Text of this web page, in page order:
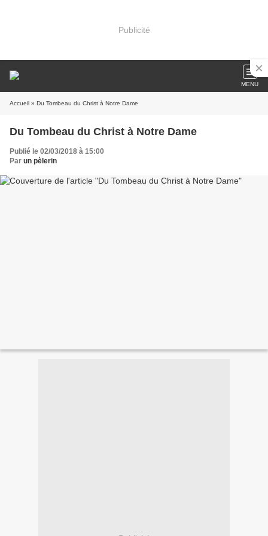
Publicité
MENU
Accueil » Du Tombeau du Christ à Notre Dame
Du Tombeau du Christ à Notre Dame
Publié le 02/03/2018 à 15:00
Par un pèlerin